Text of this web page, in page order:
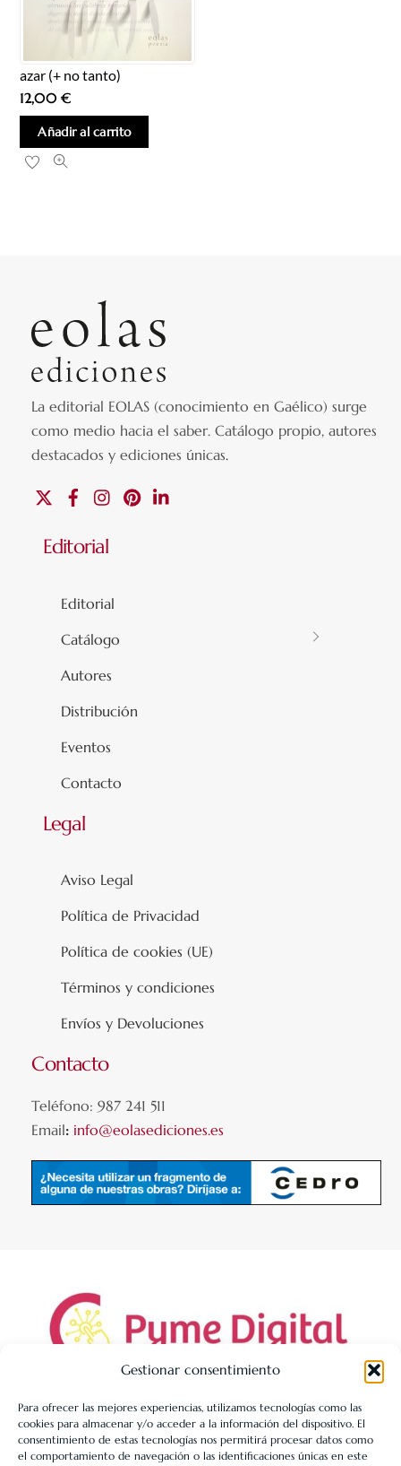
Gestionar consentimiento
Para ofrecer las mejores experiencias, utilizamos tecnologías como las
cookies para almacenar y/o acceder a la información del dispositivo. El
consentimiento de estas tecnologías nos permitirá procesar datos como
el comportamiento de navegación o las identificaciones únicas en este
azar (+ no tanto)
12,00€
Añadir al carrito
La editorial EOLAS (conocimiento en Gaélico) surge
como medio hacia el saber.Catálogo propio, autores
destacados y ediciones únicas.
FacebookInstagramPinterest
Editorial
Editorial
Catálogo
Autores
Distribución
Eventos
Contacto
Legal
Aviso Legal
Política de Privacidad
Política de cookies (UE)
Términos y condiciones
Envíos y Devoluciones
Contacto
Teléfono: 987 241 511
Email: info@eolasediciones.es
LIBRERÍA UNIVERSITARIA LEÓN 1980 SLL ha sido beneficiaria
de Fondos Europeos, cuyo objetivo es la mejora de la